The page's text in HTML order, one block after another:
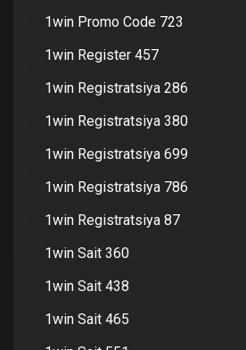
1win Promo Code 723
1win Register 457
1win Registratsiya 286
1win Registratsiya 380
1win Registratsiya 699
1win Registratsiya 786
1win Registratsiya 87
1win Sait 360
1win Sait 438
1win Sait 465